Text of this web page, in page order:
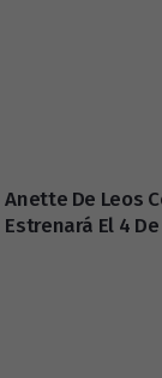
Anette De Leos
Estrenará El 4